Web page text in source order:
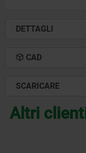
DETTAGLI
CAD
SCARICARE
Altri